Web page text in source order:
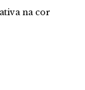
na cor